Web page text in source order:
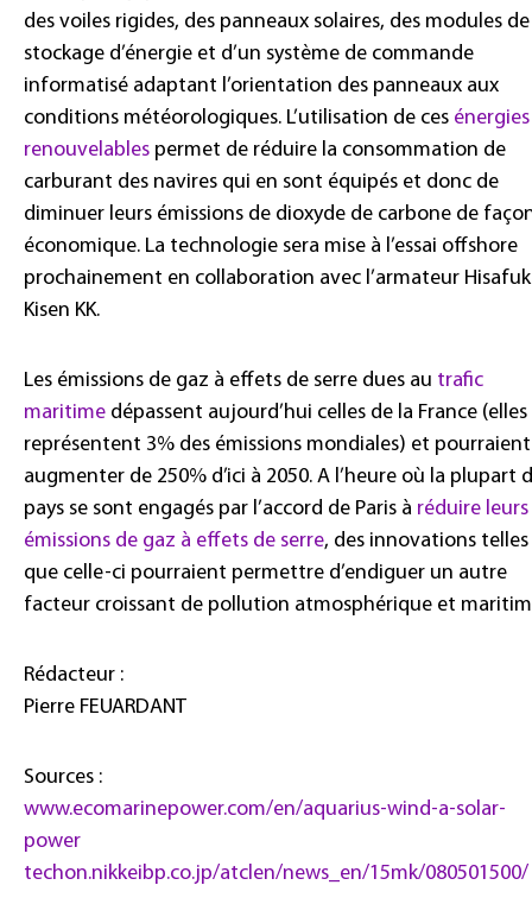
des voiles rigides, des panneaux solaires, des modules de
stockage d’énergie et d’un système de commande
informatisé adaptant l’orientation des panneaux aux
conditions météorologiques. L’utilisation de ces énergies
renouvelables permet de réduire la consommation de
carburant des navires qui en sont équipés et donc de
diminuer leurs émissions de dioxyde de carbone de
économique. La technologie sera mise à l’essai offshore
prochainement en collaboration avec l’armateur
Kisen KK.
Les émissions de gaz à effets de serre dues au trafic
maritime dépassent aujourd’hui celles de la France (elles
représentent 3% des émissions mondiales) et pourraient
augmenter de 250% d’ici à 2050. A l’heure où la plupart
pays se sont engagés par l’accord de Paris à réduire leurs
émissions de gaz à effets de serre, des innovations telles
que celle-ci pourraient permettre d’endiguer un autre
facteur croissant de pollution atmosphérique et
Rédacteur :
Pierre FEUARDANT
Sources :
www.ecomarinepower.com/en/aquarius-wind-a-solar-
power
techon.nikkeibp.co.jp/atclen/news_en/15mk/080501500/